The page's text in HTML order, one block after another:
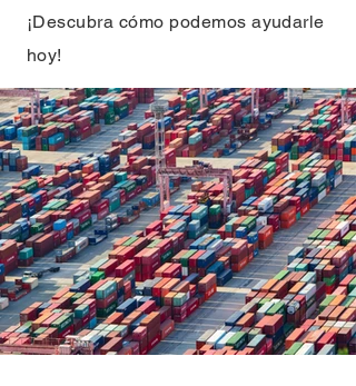
¡Descubra cómo podemos ayudarle
hoy!